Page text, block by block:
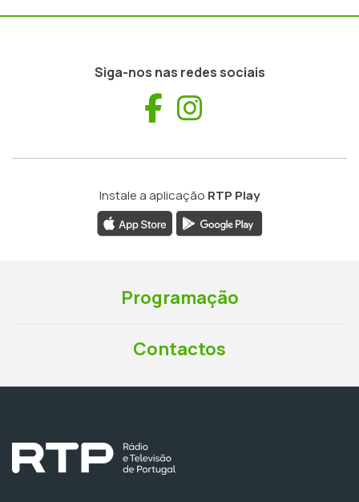
Siga-nos nas redes sociais
Facebook
Instale a aplicação RTP Play
Programação
Contactos